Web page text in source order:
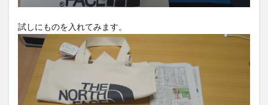
試しにものを入れてみます。